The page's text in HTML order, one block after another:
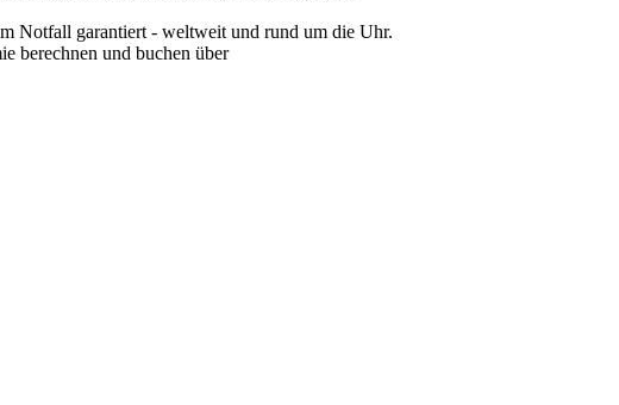
Notfall garantiert - weltweit und rund um die Uhr.
berechnen und buchen über